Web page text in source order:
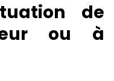
de
ou à